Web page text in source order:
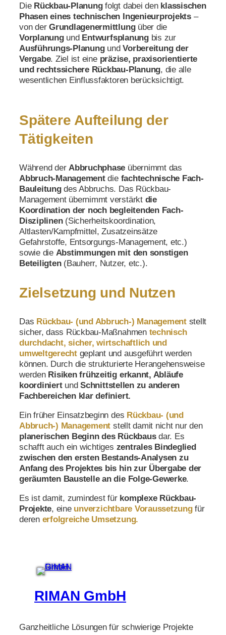
Die Rückbau-Planungfolgt dabei den klassischen
Phasen eines technischen Ingenieurprojekts–
von derGrundlagenermittlungüber die
Vorplanungund Entwurfsplanungbis zur
Ausführungs-PlanungundVorbereitung der
Vergabe. Ziel ist eine präzise, praxisorientierte
und rechtssichere Rückbau-Planung, die alle
wesentlichen Einflussfaktoren berücksichtigt.
Spätere Aufteilung der
Tätigkeiten
Während derAbbruchphase übernimmt das
Abbruch-Managementdie fachtechnische Fach-
Bauleitungdes Abbruchs. Das Rückbau-
Management übernimmt verstärkt die
Koordination der noch begleitenden Fach-
Disziplinen(Sicherheitskoordination,
Altlasten/Kampfmittel, Zusatzeinsätze
Gefahrstoffe, Entsorgungs-Management, etc.)
sowie die Abstimmungen mit den sonstigen
Beteiligten(Bauherr, Nutzer, etc.).
Zielsetzung und Nutzen
Das Rückbau- (und Abbruch-) Management stellt
sicher, dass Rückbau-Maßnahmen technisch
durchdacht, sicher, wirtschaftlich und
umweltgerechtgeplant und ausgeführt werden
können. Durch die strukturierte Herangehensweise
werden Risiken frühzeitig erkannt, Abläufe
koordiniertundSchnittstellen zu anderen
Fachbereichen klar definiert.
Ein früher Einsatzbeginn des Rückbau- (und
Abbruch-) Management stellt damit nicht nur den
planerischen Beginn des Rückbausdar. Es
schafft auch ein wichtiges zentrales Bindeglied
zwischen den ersten Bestands-Analysen zu
Anfang des Projektes bis hin zur Übergabe der
geräumten Baustelle an die Folge-Gewerke.
Es ist damit, zumindest für komplexe Rückbau-
Projekte, eine unverzichtbare Voraussetzungfür
deren erfolgreiche Umsetzung.
RIMAN GmbH
Ganzheitliche Lösungen für schwierige Projekte